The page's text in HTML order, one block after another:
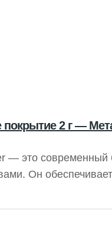
покрытие 2 г —
— это
Он
благодаря